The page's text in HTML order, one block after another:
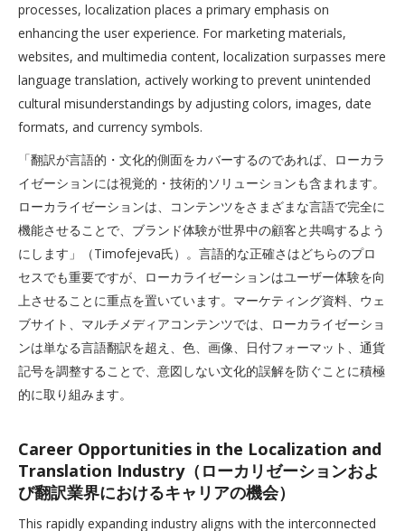
processes, localization places a primary emphasis on
enhancing the user experience. For marketing materials,
websites, and multimedia content, localization surpasses mere
language translation, actively working to prevent unintended
cultural misunderstandings by adjusting colors, images, date
formats, and currency symbols.
「翻訳が言語的・文化的側面をカバーするのであれば、ローカラ
イゼーションには視覚的・技術的ソリューションも含まれます。
ローカライゼーションは、コンテンツをさまざまな言語で完全に
機能させることで、ブランド体験が世界中の顧客と共鳴するよう
にします」（Timofejeva氏）。言語的な正確さはどちらのプロ
セスでも重要ですが、ローカライゼーションはユーザー体験を向
上させることに重点を置いています。マーケティング資料、ウェ
ブサイト、マルチメディアコンテンツでは、ローカライゼーショ
ンは単なる言語翻訳を超え、色、画像、日付フォーマット、通貨
記号を調整することで、意図しない文化的誤解を防ぐことに積極
的に取り組みます。
Career Opportunities in the Localization and
Translation Industry（ローカリゼーションおよ
び翻訳業界におけるキャリアの機会）
This rapidly expanding industry aligns with the interconnected